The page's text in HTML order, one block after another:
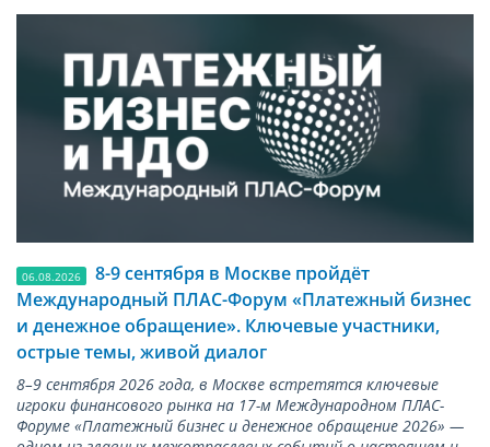
06.08.2026
8-9 сентября в Москве пройдёт
Международный ПЛАС-Форум «Платежный бизнес
и денежное обращение». Ключевые участники,
острые темы, живой диалог
8–9 сентября 2026 года, в Москве встретятся ключевые
игроки финансового рынка на 17-м Международном ПЛАС-
Форуме «Платежный бизнес и денежное обращение 2026» —